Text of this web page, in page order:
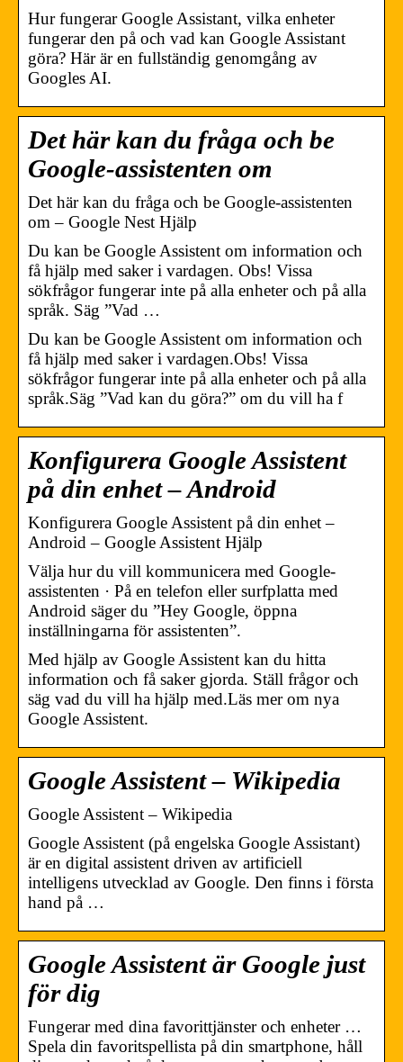
Hur fungerar Google Assistant, vilka enheter
fungerar den på och vad kan Google Assistant
göra? Här är en fullständig genomgång av
Googles AI.
Det här kan du fråga och be
Google-assistenten om
Det här kan du fråga och be Google-assistenten
om – Google Nest Hjälp
Du kan be Google Assistent om information och
få hjälp med saker i vardagen. Obs! Vissa
sökfrågor fungerar inte på alla enheter och på alla
språk. Säg ”Vad …
Du kan be Google Assistent om information och
få hjälp med saker i vardagen.Obs! Vissa
sökfrågor fungerar inte på alla enheter och på alla
språk.Säg ”Vad kan du göra?” om du vill ha f
Konfigurera Google Assistent
på din enhet – Android
Konfigurera Google Assistent på din enhet –
Android – Google Assistent Hjälp
Välja hur du vill kommunicera med Google-
assistenten · På en telefon eller surfplatta med
Android säger du ”Hey Google, öppna
inställningarna för assistenten”.
Med hjälp av Google Assistent kan du hitta
information och få saker gjorda. Ställ frågor och
säg vad du vill ha hjälp med.Läs mer om nya
Google Assistent.
Google Assistent – Wikipedia
Google Assistent – Wikipedia
Google Assistent (på engelska Google Assistant)
är en digital assistent driven av artificiell
intelligens utvecklad av Google. Den finns i första
hand på …
Google Assistent är Google just
för dig
Fungerar med dina favorittjänster och enheter …
Spela din favoritspellista på din smartphone, håll